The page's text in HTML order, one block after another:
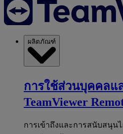
ผลิตภัณฑ์
การใช้ส่วนบุคคลแ
TeamViewer
การเข้าถึงและการสนับสนุน